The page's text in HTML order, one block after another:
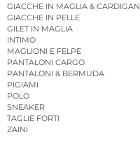
GIACCHE IN MAGLIA & CARDIGAN
GIACCHE IN PELLE
GILET IN MAGLIA
INTIMO
MAGLIONI E FELPE
PANTALONI CARGO
PANTALONI & BERMUDA
PIGIAMI
POLO
SNEAKER
TAGLIE FORTI
ZAINI